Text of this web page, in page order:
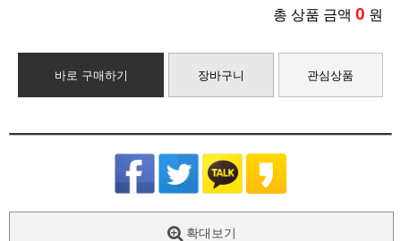
총 상품 금액 0 원
바로 구매하기 장바구니 관심상품
확대보기